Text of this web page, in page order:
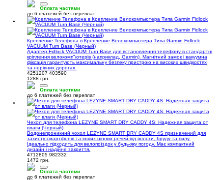
Оплата частями
до 6 платежей без переплат
Крепление Телефона в Крепление Велокомпьютера Типа Garmin Fidlock
VACUUM Turn Base (Черный)
Адаптер Fidlock VACUUM Turn Base для встановлення телефону в стандартні
кріплення велокомп"ютерів (наприклад, Garmin). Магнітний замок і вакуумна
фіксація гарантують максимальну безпеку пристрою на високих швидкостях
та нерівних дорогах.
4251207 403590
1288 грн.
Оплата частями
до 6 платежей без переплат
Чехол для телефона LEZYNE SMART DRY CADDY 4S: Надежная защита от
влаги (Черный)
Водонепроникний чохол LEZYNE SMART DRY CADDY 4S призначений для
захисту смартфонів та інших цінних речей від вологи, бруду та пилу.
Ідеально підходить для велопоїздок у будь-яку погоду. Має компактний
дизайн і надійне закриття.
4712805 982332
1472 грн.
Оплата частями
до 6 платежей без переплат